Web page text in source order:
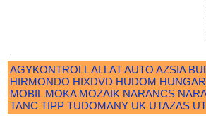
AGYKONTROLLALLATAUTO AZSIA
HIRMONDO HIXDVD HUDOM
MOBIL MOKA MOZAIK NARANCS
TANC TIPP TUDOMANY UK UTAZAS